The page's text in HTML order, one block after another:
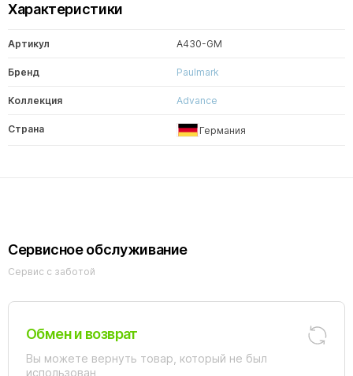
Характеристики
Артикул A430-GM
Бренд Paulmark
Коллекция Advance
Страна Германия
Сервисное обслуживание
Сервис с заботой
Обмен и возврат
Вы можете вернуть товар, который не был
использован